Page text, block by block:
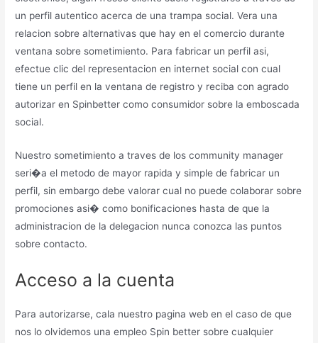
un perfil autentico acerca de una trampa social. Vera una
relacion sobre alternativas que hay en el comercio durante
ventana sobre sometimiento. Para fabricar un perfil asi,
efectue clic del representacion en internet social con cual
tiene un perfil en la ventana de registro y reciba con agrado
autorizar en Spinbetter como consumidor sobre la emboscada
social.
Nuestro sometimiento a traves de los community manager
seri�a el metodo de mayor rapida y simple de fabricar un
perfil, sin embargo debe valorar cual no puede colaborar sobre
promociones asi� como bonificaciones hasta de que la
administracion de la delegacion nunca conozca las puntos
sobre contacto.
Acceso a la cuenta
Para autorizarse, cala nuestro pagina web en el caso de que
nos lo olvidemos una empleo Spin better sobre cualquier